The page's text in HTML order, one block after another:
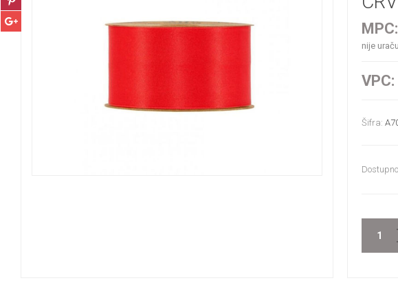
MPC:
nije
VPC:
Šifra: